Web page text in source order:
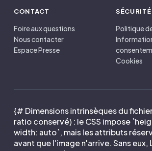
CONTACT
Foire aux questions
Nous contacter
Espace Presse
SÉCURITÉ
Politique
Cookies
{# Dimensions intrinsèques du
ratio conservé) : le CSS impose
width: auto`, mais les attributs
avant que l'image n'arrive. Sans eux,